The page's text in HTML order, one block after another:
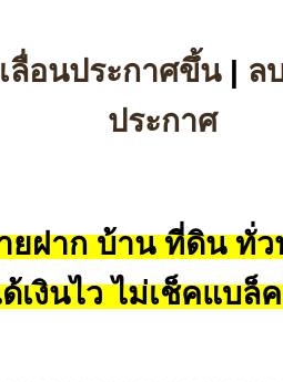
เลื่อนประกาศขึ้น| ล
ประกาศ
ยฝาก บ้าน ที่ดิน ทั่ว
เงินไว ไม่เช็คแบล็